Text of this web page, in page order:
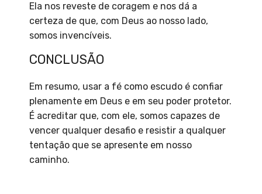
Ela nos reveste de coragem e nos dá a
certeza de que, com Deus ao nosso lado,
somos invencíveis.
CONCLUSÃO
Em resumo, usar a fé como escudo é confiar
plenamente em Deus e em seu poder protetor.
É acreditar que, com ele, somos capazes de
vencer qualquer desafio e resistir a qualquer
tentação que se apresente em nosso
caminho.